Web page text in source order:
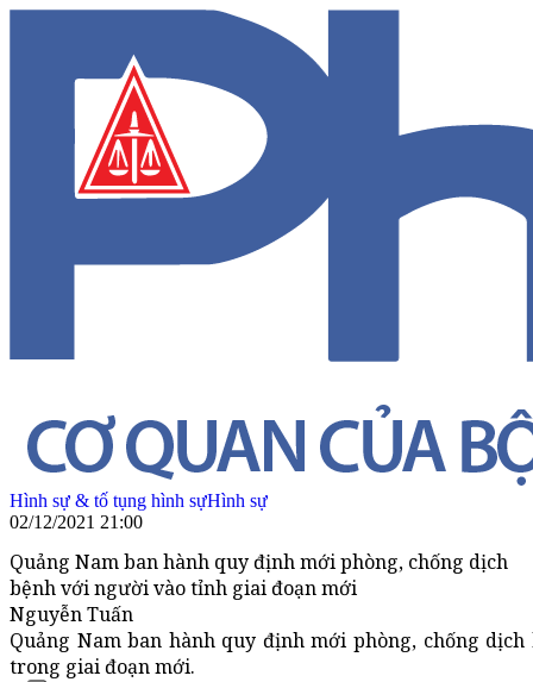
Hình sự & tố tụng hình sựHình sự
02/12/2021 21:00
Quảng Nam ban hành quy định mới phòng, chống dịch
bệnh với người vào tỉnh giai đoạn mới
Nguyễn Tuấn
Quảng Nam ban hành quy định mới phòng, chống
trong giai đoạn mới.